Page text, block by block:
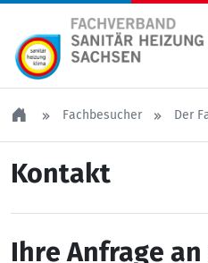
Fachbesucher Der
Kontakt
Ihre Anfrage an